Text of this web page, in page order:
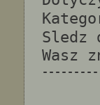
Sledz
Wasz